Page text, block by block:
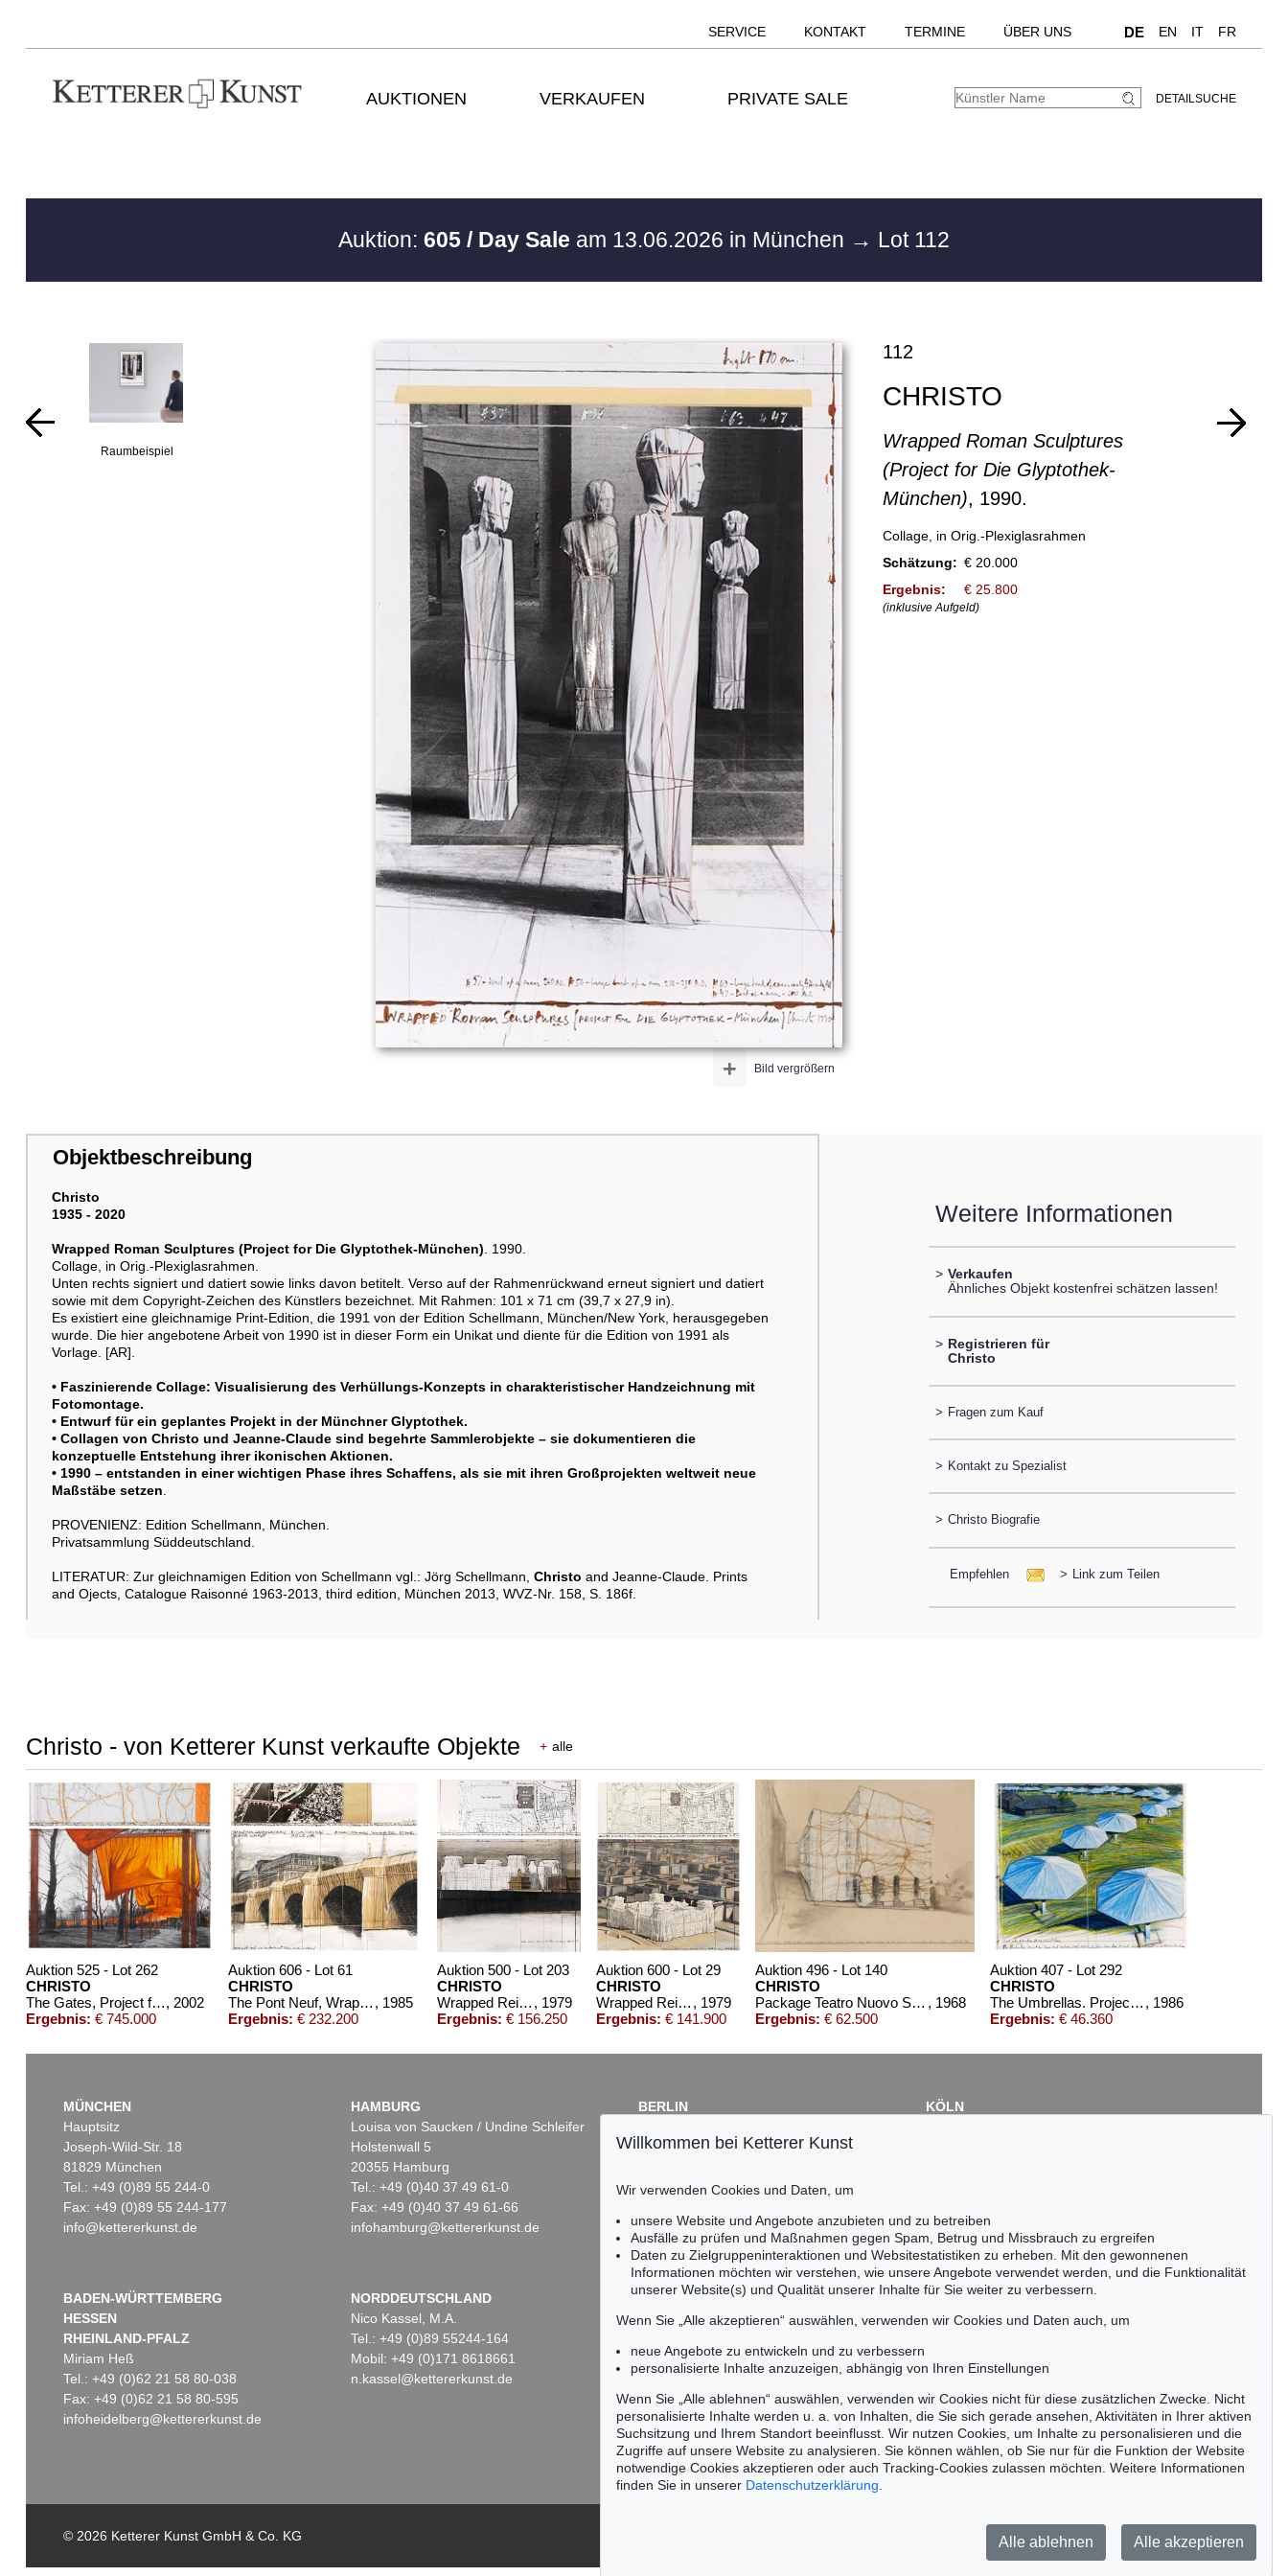
SERVICE KONTAKT TERMINE ÜBER UNS DE EN IT FR
AUKTIONEN VERKAUFEN PRIVATE SALE DETAILSUCHE
Auktion: 605 / Day Sale am 13.06.2026 in München → Lot 112
Raumbeispiel
Bild vergrößern
+
112
CHRISTO
Wrapped Roman Sculptures
(Project for Die Glyptothek-
München), 1990.
Collage, in Orig.-Plexiglasrahmen
Schätzung: € 20.000
Ergebnis:
€ 25.800
(inklusive Aufgeld)
Objektbeschreibung
Christo
1935 - 2020
Wrapped Roman Sculptures (Project for Die Glyptothek-München). 1990.
Collage, in Orig.-Plexiglasrahmen.
Unten rechts signiert und datiert sowie links davon betitelt. Verso auf der Rahmenrückwand erneut signiert und datiert
sowie mit dem Copyright-Zeichen des Künstlers bezeichnet. Mit Rahmen: 101 x 71 cm (39,7 x 27,9 in).
Es existiert eine gleichnamige Print-Edition, die 1991 von der Edition Schellmann, München/New York, herausgegeben
wurde. Die hier angebotene Arbeit von 1990 ist in dieser Form ein Unikat und diente für die Edition von 1991 als
Vorlage. [AR].
• Faszinierende Collage: Visualisierung des Verhüllungs-Konzepts in charakteristischer Handzeichnung mit
Fotomontage.
• Entwurf für ein geplantes Projekt in der Münchner Glyptothek.
• Collagen von Christo und Jeanne-Claude sind begehrte Sammlerobjekte – sie dokumentieren die
konzeptuelle Entstehung ihrer ikonischen Aktionen.
• 1990 – entstanden in einer wichtigen Phase ihres Schaffens, als sie mit ihren Großprojekten weltweit neue
Maßstäbe setzen.
PROVENIENZ: Edition Schellmann, München.
Privatsammlung Süddeutschland.
LITERATUR: Zur gleichnamigen Edition von Schellmann vgl.: Jörg Schellmann, Christo and Jeanne-Claude. Prints
and Ojects, Catalogue Raisonné 1963-2013, third edition, München 2013, WVZ-Nr. 158, S. 186f.
Weitere Informationen
> Verkaufen
Ähnliches Objekt kostenfrei schätzen lassen!
> Registrieren für
Christo
> Fragen zum Kauf
> Kontakt zu Spezialist
> Christo Biografie
Empfehlen > Link zum Teilen
Christo - von Ketterer Kunst verkaufte Objekte + alle
Auktion 525 - Lot 262
CHRISTO
The Gates, Project for Central Park, NY (2-teilig), 2002
Ergebnis: € 745.000
Auktion 606 - Lot 61
CHRISTO
The Pont Neuf, Wrapped (Project for Paris) (2-teilig) , 1985
Ergebnis: € 232.200
Auktion 500 - Lot 203
CHRISTO
Wrapped Reichstag (Project for der Deutsche Reichstag - Berlin), 2-teilig , 1979
Ergebnis: € 156.250
Auktion 600 - Lot 29
CHRISTO
Wrapped Reichstag (Project for Berlin) (2-teilig) , 1979
Ergebnis: € 141.900
Auktion 496 - Lot 140
CHRISTO
Package Teatro Nuovo Spoleto Pianta del Tetto (Project for opening night of the festival of two worlds 27 june 1968) , 1968
Ergebnis: € 62.500
Auktion 407 - Lot 292
CHRISTO
The Umbrellas. Project for Japan and Western USA , 1986
Ergebnis: € 46.360
Auktion 425 - Lot 822
Auktion 561 - Lot 380
Auktion 534 - Lot 103
Auktion 429 - Lot 914
Auktion 503 - Lot 162
CHRISTO
Floating Piers , 2016
Ergebnis:€ 30.000
Auktion 603 - Lot 34
CHRISTO
, 1973
Ergebnis: € 29.480
MÜNCHEN
Hauptsitz
Joseph-Wild-Str. 18
81829 München
Tel.: +49 (0)89 55 244-0
Fax: +49 (0)89 55 244-177
info@kettererkunst.de
HAMBURG
Louisa von Saucken / Undine Schleifer
Holstenwall 5
20355 Hamburg
Tel.: +49 (0)40 37 49 61-0
Fax: +49 (0)40 37 49 61-66
infohamburg@kettererkunst.de
BERLIN
Fasanenstr. 70
Tel.: +49 (0)30 88 67 53-63
infoberlin@kettererkunst.de
KÖLN
BADEN-WÜRTTEMBERG
HESSEN
RHEINLAND-PFALZ
Miriam Heß
Tel.: +49 (0)62 21 58 80-038
Fax: +49 (0)62 21 58 80-595
infoheidelberg@kettererkunst.de
NORDDEUTSCHLAND
Nico Kassel, M.A.
Tel.: +49 (0)89 55244-164
Mobil: +49 (0)171 8618661
n.kassel@kettererkunst.de
Keine Auktion mehr verpassen!
Wir informieren Sie rechtzeitig.
Jetzt zum Newsletter anmelden >
© 2026 Ketterer Kunst GmbH & Co. KG Datenschutz
Impressum
Barrierefreiheit
Willkommen bei Ketterer Kunst
Wir verwenden Cookies und Daten, um
unsere Website und Angebote anzubieten und zu betreiben
Ausfälle zu prüfen und Maßnahmen gegen Spam, Betrug und Missbrauch zu ergreifen
Daten zu Zielgruppeninteraktionen und Websitestatistiken zu erheben. Mit den gewonnenen
Informationen möchten wir verstehen, wie unsere Angebote verwendet werden, und die Funktionalität
unserer Website(s) und Qualität unserer Inhalte für Sie weiter zu verbessern.
Wenn Sie „Alle akzeptieren“ auswählen, verwenden wir Cookies und Daten auch, um
neue Angebote zu entwickeln und zu verbessern
personalisierte Inhalte anzuzeigen, abhängig von Ihren Einstellungen
Wenn Sie „Alle ablehnen“ auswählen, verwenden wir Cookies nicht für diese zusätzlichen Zwecke. Nicht
personalisierte Inhalte werden u. a. von Inhalten, die Sie sich gerade ansehen, Aktivitäten in Ihrer aktiven
Suchsitzung und Ihrem Standort beeinflusst. Wir nutzen Cookies, um Inhalte zu personalisieren und die
Zugriffe auf unsere Website zu analysieren. Sie können wählen, ob Sie nur für die Funktion der Website
notwendige Cookies akzeptieren oder auch Tracking-Cookies zulassen möchten. Weitere Informationen
finden Sie in unserer Datenschutzerklärung
Alle ablehnen Alle akzeptieren